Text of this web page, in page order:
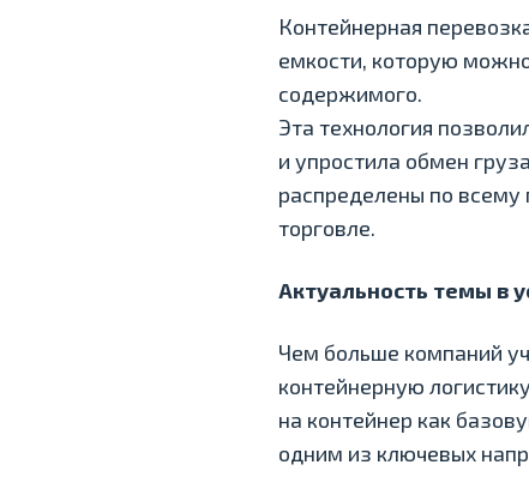
Контейнерная
емкости, которую
содержимого.
Эта технология
и упростила обмен
распределены по
торговле.
Актуальность темы в
Чем больше компаний
контейнерную
на контейнер как
одним из ключевых